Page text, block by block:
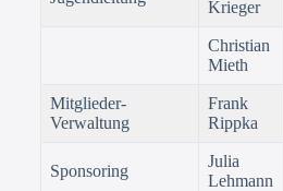
Krieger
Christian
Mieth
Mitglieder-
Verwaltung
Frank
Rippka
Sponsoring
Julia
Lehmann